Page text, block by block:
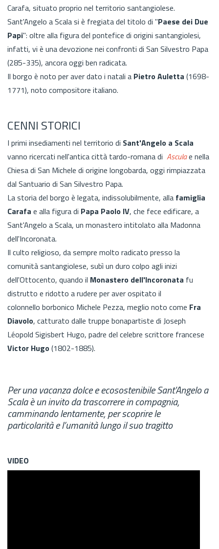
Carafa, situato proprio nel territorio santangiolese.
Sant'Angelo a Scala si è fregiata del titolo di "Paese dei Due
Papi": oltre alla figura del pontefice di origini santangiolesi,
infatti, vi è una devozione nei confronti di San Silvestro Papa
(285-335), ancora oggi ben radicata.
Il borgo è noto per aver dato i natali a Pietro Auletta (1698-
1771), noto compositore italiano.
CENNI STORICI
I primi insediamenti nel territorio di Sant'Angelo a Scala
vanno ricercati nell'antica città tardo-romana di Asculae nella
Chiesa di San Michele di origine longobarda, oggi rimpiazzata
dal Santuario di San Silvestro Papa.
La storia del borgo è legata, indissolubilmente, alla famiglia
Carafa e alla figura di Papa Paolo IV, che fece edificare, a
Sant'Angelo a Scala, un monastero intitolato alla Madonna
dell'Incoronata.
Il culto religioso, da sempre molto radicato presso la
comunità santangiolese, subì un duro colpo agli inizi
dell'Ottocento, quando il Monastero dell'Incoronata fu
distrutto e ridotto a rudere per aver ospitato il
colonnello borbonico Michele Pezza, meglio noto come Fra
Diavolo, catturato dalle truppe bonapartiste di Joseph
Léopold Sigisbert Hugo, padre del celebre scrittore francese
Victor Hugo(1802-1885).
Per una vacanza dolce e ecosostenibile Sant'Angelo a
Scala è un invito da trascorrere in compagnia,
camminando lentamente, per scoprire le
particolarità e l’umanità lungo il suo tragitto
VIDEO